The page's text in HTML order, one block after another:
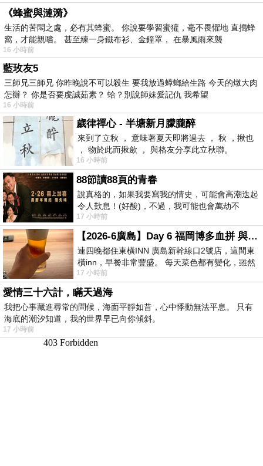
《蜂蜜與漣漪》
生活的苦悶之處，必有其蜂蜜。 你說要學習蜜獾，毫不畏懼地 直搗蜂
窩，才能親嚐。 甚至練一身鐵布衫、金鐘罩， 在暴風雨來襲
16 小時前
藍玫友5
三師兄三師兄 你昨晚說不可以殺生 要我放過蟑螂給生路 今天的燉大肉
怎辦？ 你是否要虔誠茹素？ 蛤？別說師妹愛記仇 我希望
16 小時前
歲律禪心 - 半塘新月朦朧醉
來到了立秋 ， 意味著夏天即將過去 ， 秋 ，揪也
， 物於此而揪歛 ， 與格友分享此立秋聯。
16 小時前
88節讀88頁的青春
說真格的，如果我要寫我的情史，可能會高潮迭起
令人歎息！(好酸)，不過，我可能也會萬劫不
復...，每天跪鍵盤還是被判了花心的罪
17 小時前
【2026-6廣島】Day 6 福岡博多血拼 與機場接送少年司機深夜對談
連四晚都住東橫INN 廣島新幹線口2號店，這間東
橫inn，早餐非常豐盛。 每天菜色都有變化，雖然
看到工作人員拿出料理包加熱，但
17 小時前
愛情三十六計，瞞天過海
我把心事藏進尋常的問候，海面平靜如昔，心中悸動無法平息。 只有
海底的潮汐知道，我的世界早已向你傾斜。
17 小時前